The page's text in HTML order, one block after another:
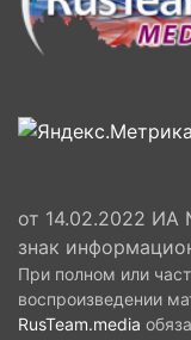
от 14.02.2022
знак
При полном или
воспроизведении
RusTeam.media